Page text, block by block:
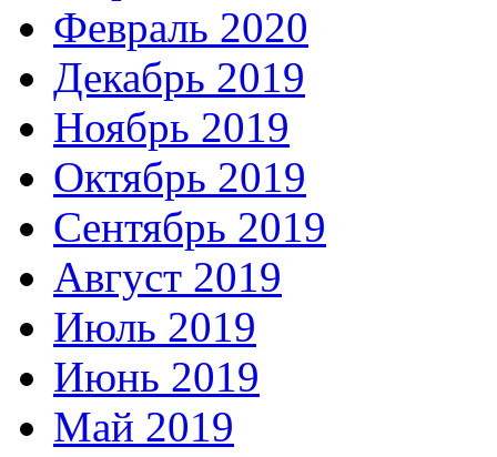
Февраль 2020
Декабрь 2019
Ноябрь 2019
Октябрь 2019
Сентябрь 2019
Август 2019
Июль 2019
Июнь 2019
Май 2019